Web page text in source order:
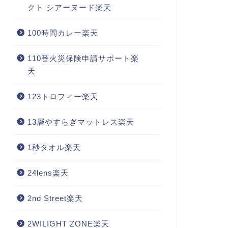
クト シアーヌード楽天
100時間カレー楽天
110番火災保険申請サポート楽
天
123トロフィー楽天
13層やすらぎマットレス楽天
1秒タオル楽天
24lens楽天
2nd Street楽天
2WILIGHT ZONE楽天